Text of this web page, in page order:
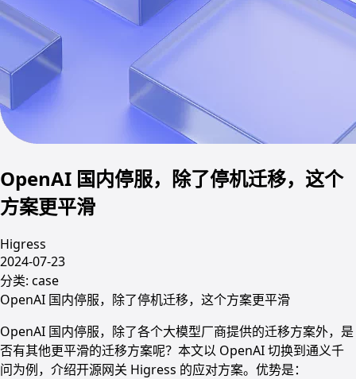
OpenAI 国内停服，除了停机迁移，这个
方案更平滑
Higress
2024-07-23
分类: case
OpenAI 国内停服，除了停机迁移，这个方案更平滑
OpenAI 国内停服，除了各个大模型厂商提供的迁移方案外，是
否有其他更平滑的迁移方案呢？本文以 OpenAI 切换到通义千
问为例，介绍开源网关 Higress 的应对方案。优势是：